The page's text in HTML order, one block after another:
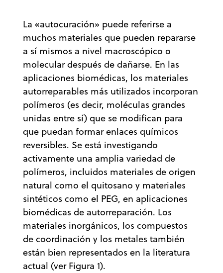
La «autocuración» puede referirse a
muchos materiales que pueden repararse
a sí mismos a nivel macroscópico o
molecular después de dañarse. En las
aplicaciones biomédicas, los materiales
autorreparables más utilizados incorporan
polímeros (es decir, moléculas grandes
unidas entre sí) que se modifican para
que puedan formar enlaces químicos
reversibles. Se está investigando
activamente una amplia variedad de
polímeros, incluidos materiales de origen
natural como el quitosano y materiales
sintéticos como el PEG, en aplicaciones
biomédicas de autorreparación. Los
materiales inorgánicos, los compuestos
de coordinación y los metales también
están bien representados en la literatura
actual (ver Figura 1).